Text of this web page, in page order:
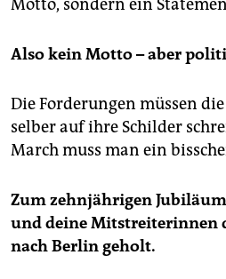
Motto, sondern ein
Also kein Motto – aber
Die Forderungen müssen
selber auf ihre Schilder
March muss man ein
Zum zehnjährigen
und deine Mitstreiterinnen
nach Berlin geholt.